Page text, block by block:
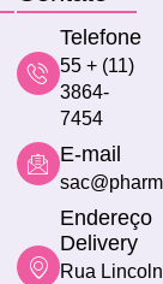
Telefone
55 + (11)
3864-
7454
E-mail
Endereço
Delivery
Rua Lincoln